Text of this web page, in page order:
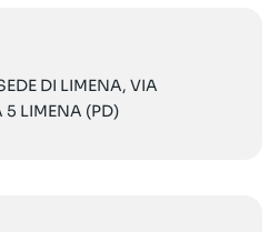
DI LIMENA, VIA
5 LIMENA (PD)